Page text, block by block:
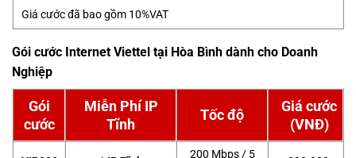
Giá cước đã bao gồm 10%VAT
Gói cước Internet Viettel tại Hòa Bình dành cho Doanh
Nghiệp
Gói
cước
Miễn Phí IP
Tĩnh
Tốc độ
Giá cước
(VNĐ)
200 Mbps / 5